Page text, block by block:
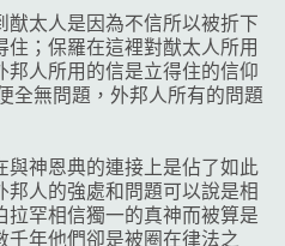
太人是因為不信所以被折下
；保羅在這裡對猷太人所用
邦人所用的信是立得住的信仰
全無問題，外邦人所有的問題
與神恩典的連接上是佔了如此
人的強處和問題可以說是相
拉罕相信獨一的真神而被算是
年他們卻是被圈在律法之